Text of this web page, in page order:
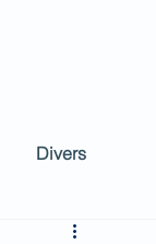
Divers